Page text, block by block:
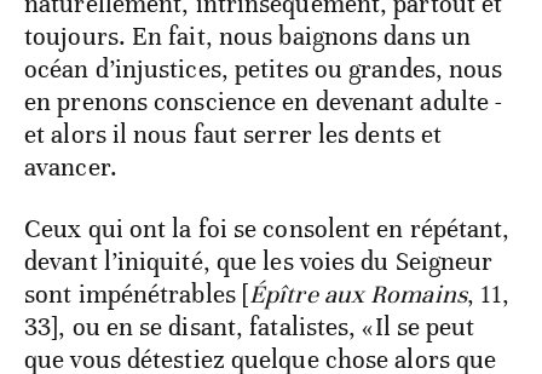
toujours. En fait, nous baignons dans un
océan d’injustices, petites ou grandes, nous
en prenons conscience en devenant adulte -
et alors il nous faut serrer les dents et
avancer.
Ceux qui ont la foi se consolent en répétant,
devant l’iniquité, que les voies du Seigneur
sont impénétrables [Épître aux Romains, 11,
33], ou en se disant, fatalistes, «Il se peut
que vous détestiez quelque chose alors que